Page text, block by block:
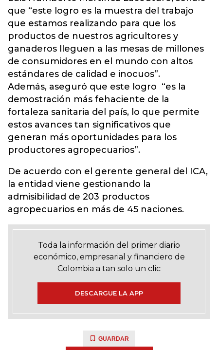
que “este logro es la muestra del trabajo
que estamos realizando para que los
productos de nuestros agricultores y
ganaderos lleguen a las mesas de millones
de consumidores en el mundo con altos
estándares de calidad e inocuos”.
Además, aseguró que este logro “es la
demostración más fehaciente de la
fortaleza sanitaria del país, lo que permite
estos avances tan significativos que
generan más oportunidades para los
productores agropecuarios”.
De acuerdo con el gerente general del ICA,
la entidad viene gestionando la
admisibilidad de 203 productos
agropecuarios en más de 45 naciones.
Toda la información del primer diario
económico, empresarial y financiero de
Colombia a tan solo un clic
DESCARGUE LA APP
GUARDAR